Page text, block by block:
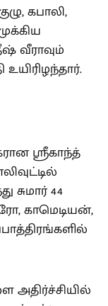
கபாலி,
வீராவும்
ஸ்ரீகாந்த்
44
காமெடியன்,